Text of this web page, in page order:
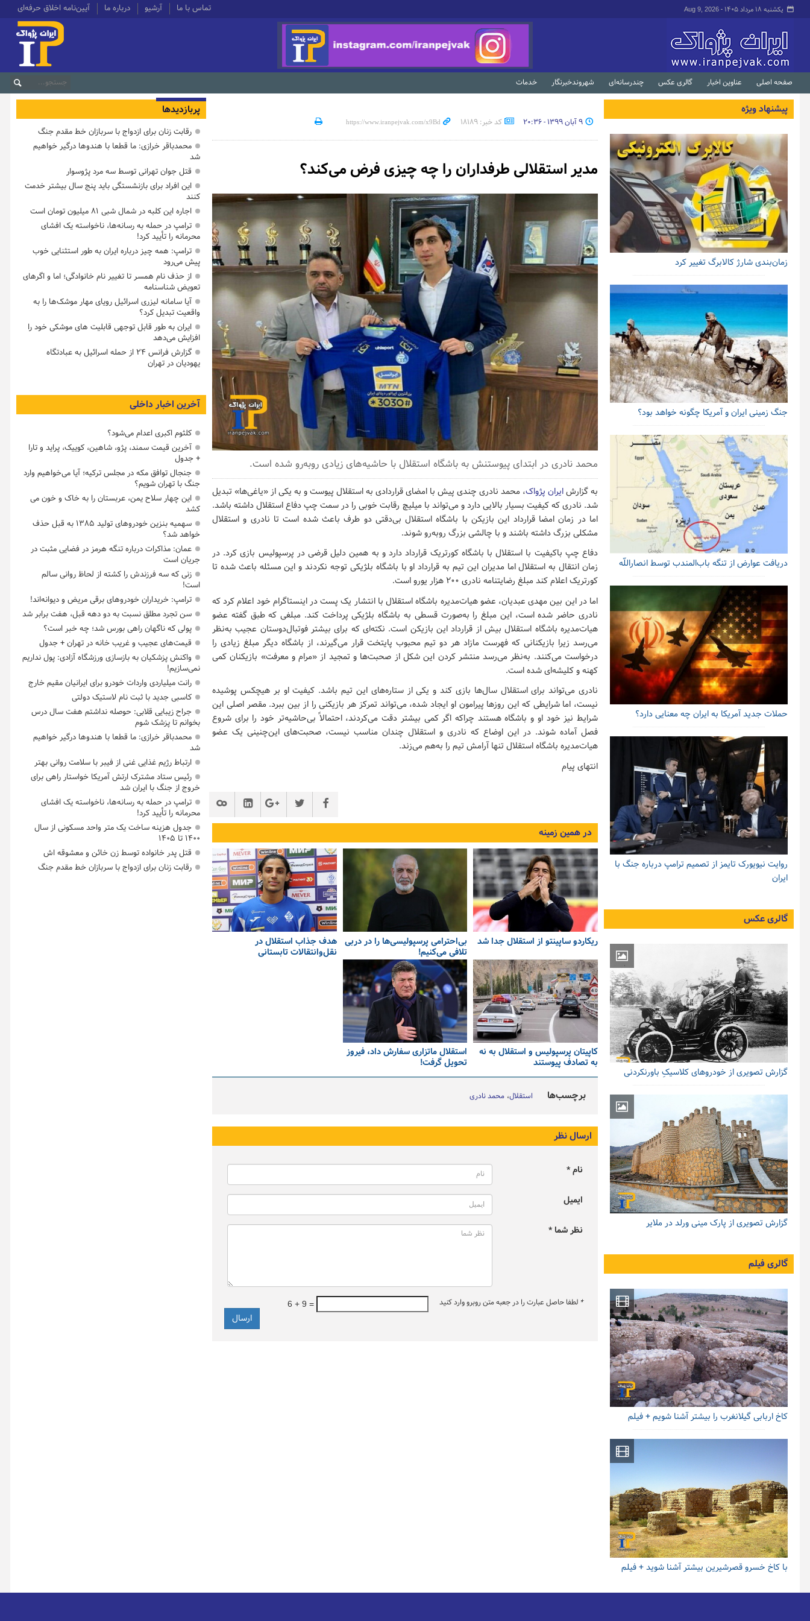
یکشنبه ۱۸ مرداد ۱۴۰۵ - Aug 9, 2026 تماس با ما آرشیو درباره ما آیین‌نامه اخلاق حرفه‌ای
صفحه اصلی عناوین اخبار گالری عکس چندرسانه‌ای شهروندخبرنگار خدمات
۹ آبان ۱۳۹۹ - ۲۰:۳۶ کد خبر: 18189
مدیر استقلالی طرفداران را چه چیزی فرض می‌کند؟
محمد نادری در ابتدای پیوستنش به باشگاه استقلال با حاشیه‌های زیادی روبه‌رو شده است.
به گزارشایران پژواک، محمد نادری چندی پیش با امضای قراردادی به استقلال پیوست و به یکی از «یاغی‌ها» تبدیل
شد. نادری که کیفیت بسیار بالایی دارد و می‌تواند با میلیچ رقابت خوبی را در سمت چپ دفاع استقلال داشته باشد.
اما در زمان امضا قرارداد این بازیکن با باشگاه استقلال بی‌دقتی دو طرف باعث شده است تا نادری و استقلال
مشکلی بزرگ داشته باشند و با چالشی بزرگ روبه‌رو شوند.
دفاع چپ باکیفیت با استقلال با باشگاه کورتریک قرارداد دارد و به همین دلیل قرضی در پرسپولیس بازی کرد. در
زمان انتقال به استقلال اما مدیران این تیم به قرارداد او با باشگاه بلژیکی توجه نکردند و این مسئله باعث شده تا
کورتریک اعلام کند مبلغ رضایتنامه نادری ۲۰۰ هزار یورو است.
اما در این بین مهدی عبدیان، عضو هیات‌مدیره باشگاه استقلال با انتشار یک پست در اینستاگرام خود اعلام کرد که
نادری حاضر شده است، این مبلغ را به‌صورت قسطی به باشگاه بلژیکی پرداخت کند. مبلغی که طبق گفته عضو
هیات‌مدیره باشگاه استقلال بیش از قرارداد این بازیکن است. نکته‌ای که برای بیشتر فوتبال‌دوستان عجیب به‌نظر
می‌رسد زیرا بازیکنانی که فهرست مازاد هر دو تیم محبوب پایتخت قرار می‌گیرند، از باشگاه دیگر مبلغ زیادی را
درخواست می‌کنند. به‌نظر می‌رسد منتشر کردن این شکل از صحبت‌ها و تمجید از «مرام و معرفت» بازیکنان کمی
کهنه و کلیشه‌ای شده است.
نادری می‌تواند برای استقلال سال‌ها بازی کند و یکی از ستاره‌های این تیم باشد. کیفیت او بر هیچکس پوشیده
نیست، اما شرایطی که این روزها پیرامون او ایجاد شده، می‌تواند تمرکز هر بازیکنی را از بین ببرد. مقصر اصلی این
شرایط نیز خود او و باشگاه هستند چراکه اگر کمی بیشتر دقت می‌کردند، احتمالاً بی‌حاشیه‌تر خود را برای شروع
فصل آماده شوند. در این اوضاع که نادری و استقلال چندان مناسب نیست، صحبت‌های این‌چنینی یک عضو
هیات‌مدیره باشگاه استقلال تنها آرامش تیم را به‌هم می‌زند.
انتهای پیام
در همین زمینه
ریکاردو ساپینتو از استقلال جدا شد بی‌احترامی پرسپولیسی‌ها را در دربی
تلافی می‌کنیم!
هدف جذاب استقلال در
نقل‌وانتقالات تابستانی
کاپیتان پرسپولیس و استقلال به نه
به تصادف پیوستند
استقلال ماتزاری سفارش داد، فیروز
تحویل گرفت!
برچسب‌ها استقلال محمد نادری
ارسال نظر
نام *
ایمیل
نظر شما *
* لطفا حاصل عبارت را در جعبه متن روبرو وارد کنید 6 + 9 =
پیشنهاد ویژه
زمان‌بندی شارژ کالابرگ تغییر کرد
جنگ زمینی ایران و آمریکا چگونه خواهد بود؟
دریافت عوارض از تنگه باب‌المندب توسط انصاراللّه
حملات جدید آمریکا به ایران چه معنایی دارد؟
روایت نیویورک تایمز از تصمیم ترامپ درباره جنگ با
ایران
گالری عکس
گزارش تصویری از خودروهای کلاسیکِ باورنکردنی
گزارش تصویری از پارک مینی ورلد در ملایر
گالری فیلم
کاخ اربابی گیلانغرب را بیشتر آشنا شویم + فیلم
با کاخ خسرو قصرشیرین بیشتر آشنا شوید + فیلم
پربازدیدها
رقابت زنان برای ازدواج با سربازان خط مقدم جنگ
محمدباقر خرازی: ما قطعا با هندوها درگیر خواهیم
شد
قتل جوان تهرانی توسط سه مرد پژوسوار
این افراد برای بازنشستگی باید پنج سال بیشتر خدمت
کنند
اجاره این کلبه در شمال شبی ۸۱ میلیون تومان است
ترامپ در حمله‌ به رسانه‌ها، ناخواسته یک افشای
محرمانه را تأیید کرد!
ترامپ: همه چیز درباره ایران به طور استثنایی خوب
پیش می‌رود
از حذف نام همسر تا تغییر نام خانوادگی؛ اما و اگرهای
تعویض شناسنامه
آیا سامانه لیزری اسرائیل رویای مهار موشک‌ها را به
واقعیت تبدیل کرد؟
ایران به طور قابل توجهی قابلیت های موشکی خود را
افزایش می‌دهد
گزارش فرانس ۲۴ از حمله اسرائیل به عبادتگاه
یهودیان در تهران
آخرین اخبار داخلی
کلثوم اکبری اعدام می‌شود؟
آخرین قیمت سمند، پژو، شاهین، کوییک، پراید و تارا
+ جدول
جنجال توافق مکه در مجلس ترکیه؛ آیا می‌خواهیم وارد
جنگ با تهران شویم؟
این چهار سلاح یمن، عربستان را به خاک و خون می
کشد
سهمیه بنزین خودروهای تولید ۱۳۸۵ به قبل حذف
خواهد شد؟
عمان: مذاکرات درباره تنگه هرمز در فضایی مثبت در
جریان است
زنی که سه فرزندش را کشته از لحاظ روانی سالم
است!
ترامپ: خریداران خودروهای برقی مریض و دیوانه‌اند!
سن تجرد مطلق نسبت به دو دهه قبل، هفت برابر شد
پولی که ناگهان راهی بورس شد؛ چه خبر است؟
قیمت‌های عجیب و غریب خانه در تهران + جدول
واکنش پزشکیان به بازسازی ورزشگاه آزادی: پول نداریم
نمی‌سازیم!
رانت میلیاردی واردات خودرو برای ایرانیان مقیم خارج
کاسبی جدید با ثبت نام لاستیک دولتی
جراح زیبایی قلابی: حوصله نداشتم هفت سال درس
بخوانم تا پزشک شوم
محمدباقر خرازی: ما قطعا با هندوها درگیر خواهیم
شد
ارتباط رژیم غذایی غنی از فیبر با سلامت روانی بهتر
رئیس ستاد مشترک ارتش آمریکا خواستار راهی برای
خروج از جنگ با ایران شد
ترامپ در حمله‌ به رسانه‌ها، ناخواسته یک افشای
محرمانه را تأیید کرد!
جدول هزینه ساخت یک متر واحد مسکونی از سال
۱۴۰۰ تا ۱۴۰۵
قتل پدر خانواده توسط زن خائن و معشوقه اش
رقابت زنان برای ازدواج با سربازان خط مقدم جنگ